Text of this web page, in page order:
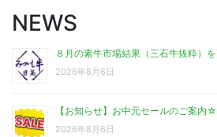
NEWS
８月の素牛市場結果（三石牛抜粋）
2026年8月6日
【お知らせ】お中元セールのご案内☆
2026年8月6日